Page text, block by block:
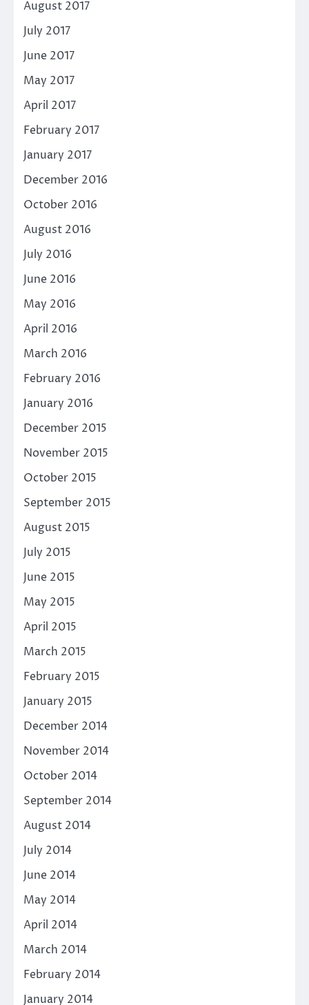
August 2017
July 2017
June 2017
May 2017
April 2017
February 2017
January 2017
December 2016
October 2016
August 2016
July 2016
June 2016
May 2016
April 2016
March 2016
February 2016
January 2016
December 2015
November 2015
October 2015
September 2015
August 2015
July 2015
June 2015
May 2015
April 2015
March 2015
February 2015
January 2015
December 2014
November 2014
October 2014
September 2014
August 2014
July 2014
June 2014
May 2014
April 2014
March 2014
February 2014
January 2014